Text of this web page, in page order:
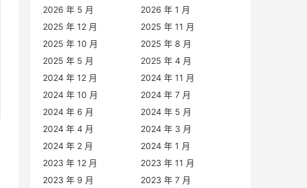
2026 年 5 月
2026 年 1 月
2025 年 12 月
2025 年 11 月
2025 年 10 月
2025 年 8 月
2025 年 5 月
2025 年 4 月
2024 年 12 月
2024 年 11 月
2024 年 10 月
2024 年 7 月
2024 年 6 月
2024 年 5 月
2024 年 4 月
2024 年 3 月
2024 年 2 月
2024 年 1 月
2023 年 12 月
2023 年 11 月
2023 年 9 月
2023 年 7 月